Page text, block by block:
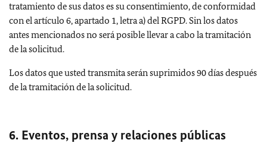
tratamiento de sus datos es su consentimiento, de conformidad
con el artículo 6, apartado 1, letra a) del RGPD. Sin los datos
antes mencionados no será posible llevar a cabo la tramitación
de la solicitud.
Los datos que usted transmita serán suprimidos 90 días después
de la tramitación de la solicitud.
6. Eventos, prensa y relaciones públicas